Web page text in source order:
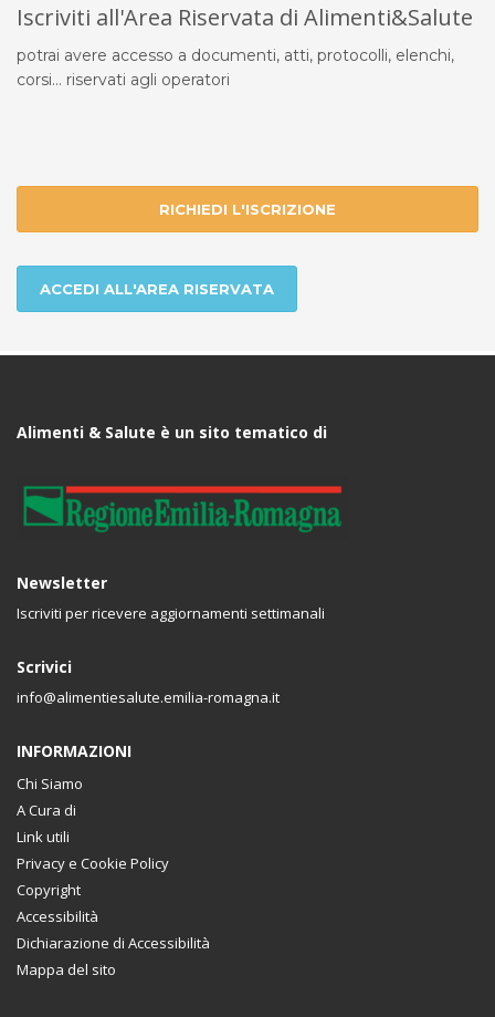
Iscriviti all'Area Riservata di Alimenti&Salute
potrai avere accesso a documenti, atti, protocolli, elenchi,
corsi... riservati agli operatori
RICHIEDI L'ISCRIZIONE
ACCEDI ALL'AREA RISERVATA
Alimenti & Salute è un sito tematico di
Newsletter
Iscriviti per ricevere aggiornamenti settimanali
Scrivici
info@alimentiesalute.emilia-romagna.it
INFORMAZIONI
Chi Siamo
A Cura di
Link utili
Privacy e Cookie Policy
Copyright
Accessibilità
Dichiarazione di Accessibilità
Mappa del sito